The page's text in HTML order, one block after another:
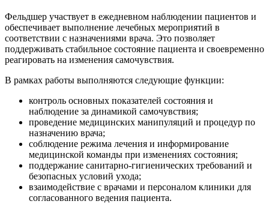
Фельдшер участвует в ежедневном наблюдении пациентов и
обеспечивает выполнение лечебных мероприятий в
соответствии с назначениями врача. Это позволяет
поддерживать стабильное состояние пациента и своевременно
реагировать на изменения самочувствия.
В рамках работы выполняются следующие функции:
контроль основных показателей состояния и
наблюдение за динамикой самочувствия;
проведение медицинских манипуляций и процедур по
назначению врача;
соблюдение режима лечения и информирование
медицинской команды при изменениях состояния;
поддержание санитарно-гигиенических требований и
безопасных условий ухода;
взаимодействие с врачами и персоналом клиники для
согласованного ведения пациента.